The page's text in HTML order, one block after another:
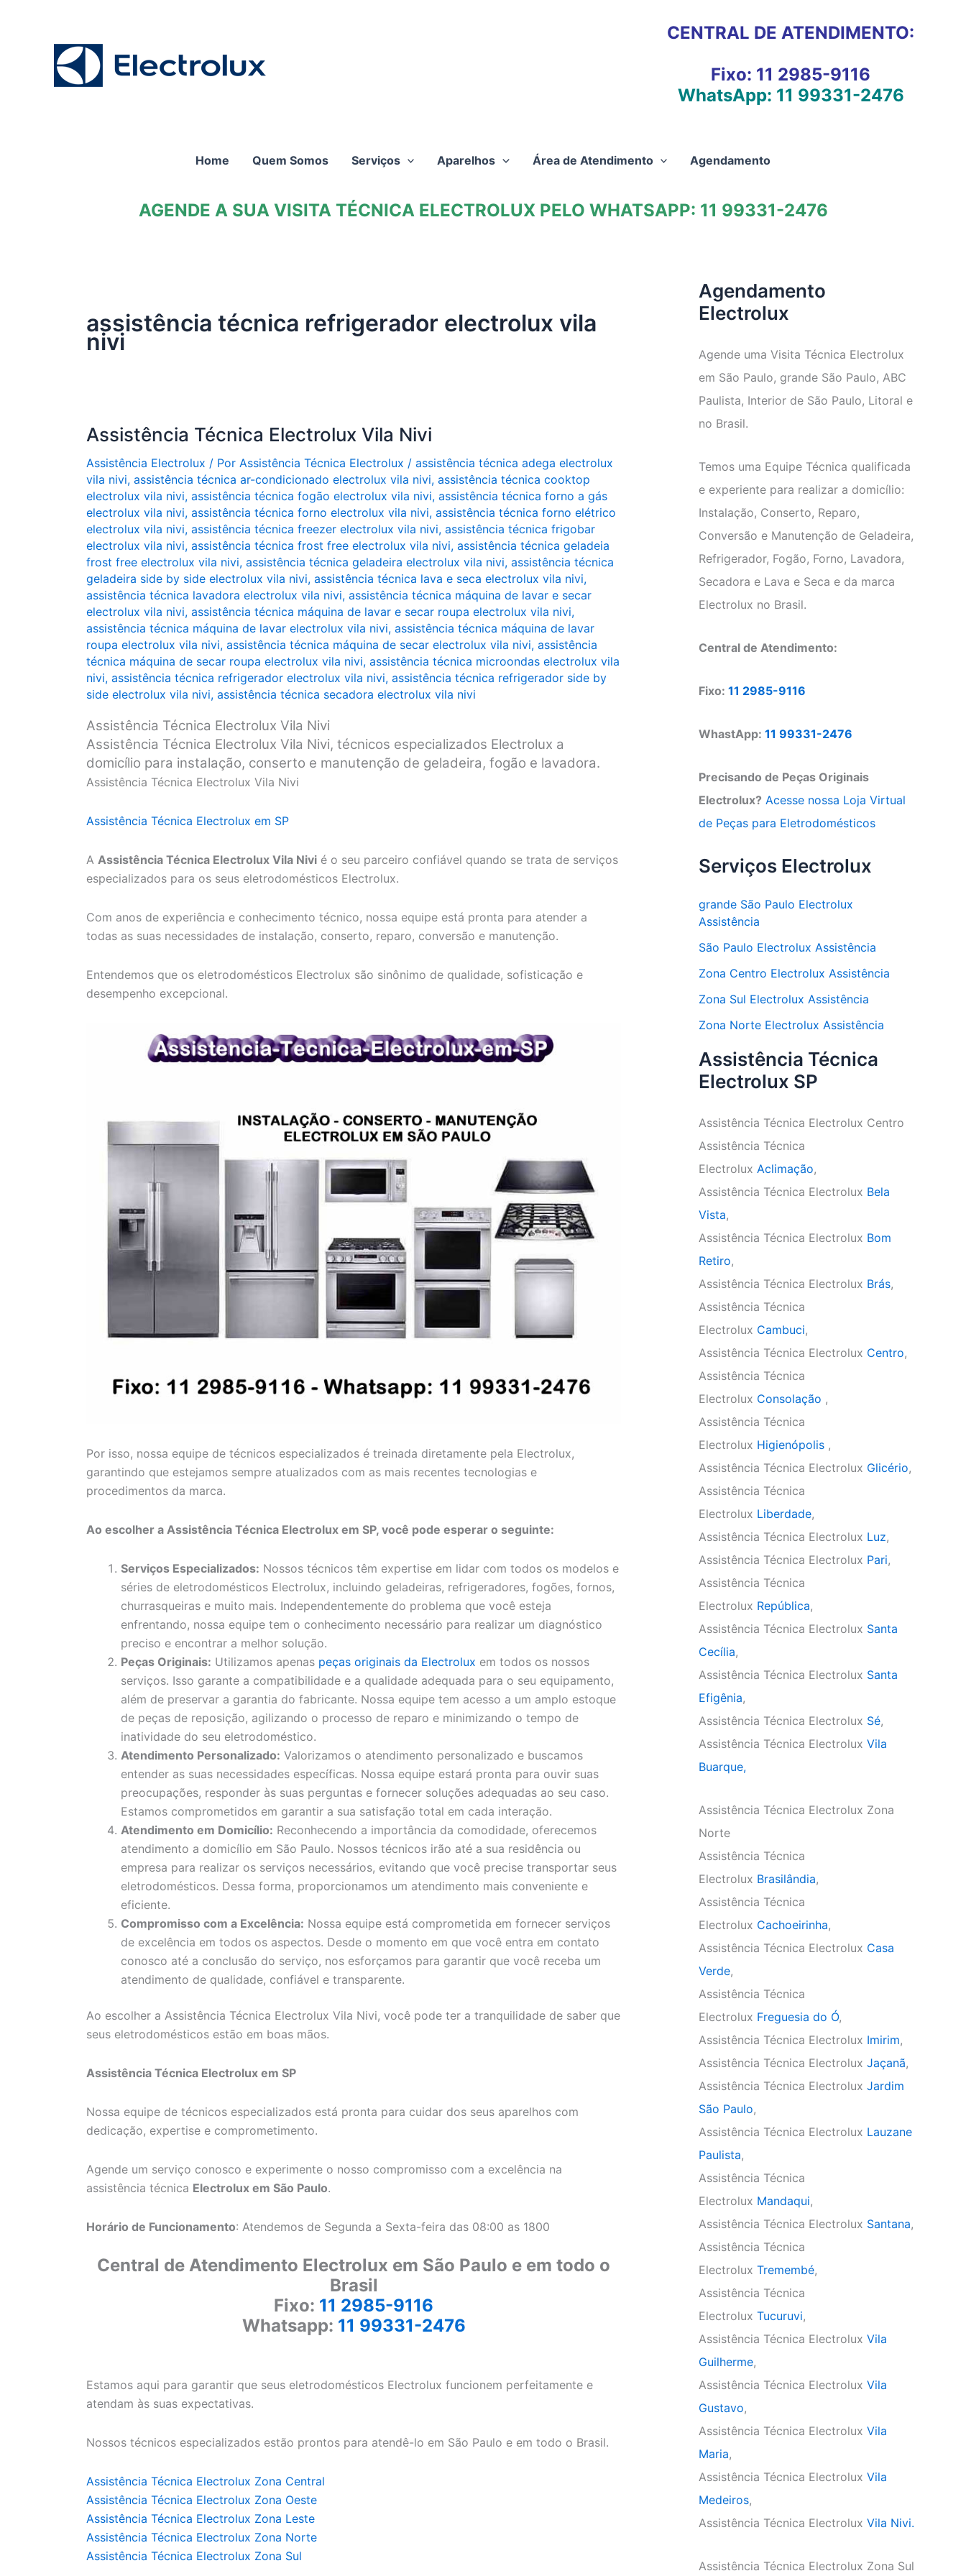
CENTRAL DE ATENDIMENTO:
Fixo: 11 2985-9116
WhatsApp: 11 99331-2476
Home Quem Somos Serviços Aparelhos Área de Atendimento Agendamento
AGENDE A SUA VISITA TÉCNICA ELECTROLUX PELO WHATSAPP: 11 99331-2476
assistência técnica refrigerador electrolux vila
nivi
Assistência Técnica Electrolux Vila Nivi
Assistência Electrolux / Por Assistência Técnica Electrolux / assistência técnica adega electrolux
vila nivi, assistência técnica ar-condicionado electrolux vila nivi, assistência técnica cooktop
electrolux vila nivi, assistência técnica fogão electrolux vila nivi, assistência técnica forno a gás
electrolux vila nivi, assistência técnica forno electrolux vila nivi, assistência técnica forno elétrico
electrolux vila nivi, assistência técnica freezer electrolux vila nivi, assistência técnica frigobar
electrolux vila nivi, assistência técnica frost free electrolux vila nivi, assistência técnica geladeia
frost free electrolux vila nivi, assistência técnica geladeira electrolux vila nivi, assistência técnica
geladeira side by side electrolux vila nivi, assistência técnica lava e seca electrolux vila nivi,
assistência técnica lavadora electrolux vila nivi, assistência técnica máquina de lavar e secar
electrolux vila nivi, assistência técnica máquina de lavar e secar roupa electrolux vila nivi,
assistência técnica máquina de lavar electrolux vila nivi, assistência técnica máquina de lavar
roupa electrolux vila nivi, assistência técnica máquina de secar electrolux vila nivi, assistência
técnica máquina de secar roupa electrolux vila nivi, assistência técnica microondas electrolux vila
nivi, assistência técnica refrigerador electrolux vila nivi, assistência técnica refrigerador side by
side electrolux vila nivi, assistência técnica secadora electrolux vila nivi
Assistência Técnica Electrolux Vila Nivi
Assistência Técnica Electrolux Vila Nivi, técnicos especializados Electrolux a
domicílio para instalação, conserto e manutenção de geladeira, fogão e lavadora.
Assistência Técnica Electrolux Vila Nivi
Assistência Técnica Electrolux em SP
A Assistência Técnica Electrolux Vila Nivi é o seu parceiro confiável quando se trata de serviços
especializados para os seus eletrodomésticos Electrolux.
Com anos de experiência e conhecimento técnico, nossa equipe está pronta para atender a
todas as suas necessidades de instalação, conserto, reparo, conversão e manutenção.
Entendemos que os eletrodomésticos Electrolux são sinônimo de qualidade, sofisticação e
desempenho excepcional.
Por isso, nossa equipe de técnicos especializados é treinada diretamente pela Electrolux,
garantindo que estejamos sempre atualizados com as mais recentes tecnologias e
procedimentos da marca.
Ao escolher a Assistência Técnica Electrolux em SP, você pode esperar o seguinte:
Serviços Especializados: Nossos técnicos têm expertise em lidar com todos os modelos e
séries de eletrodomésticos Electrolux, incluindo geladeiras, refrigeradores, fogões, fornos,
churrasqueiras e muito mais. Independentemente do problema que você esteja
enfrentando, nossa equipe tem o conhecimento necessário para realizar um diagnóstico
preciso e encontrar a melhor solução.
Peças Originais: Utilizamos apenas peças originais da Electrolux em todos os nossos
serviços. Isso garante a compatibilidade e a qualidade adequada para o seu equipamento,
além de preservar a garantia do fabricante. Nossa equipe tem acesso a um amplo estoque
de peças de reposição, agilizando o processo de reparo e minimizando o tempo de
inatividade do seu eletrodoméstico.
Atendimento Personalizado: Valorizamos o atendimento personalizado e buscamos
entender as suas necessidades específicas. Nossa equipe estará pronta para ouvir suas
preocupações, responder às suas perguntas e fornecer soluções adequadas ao seu caso.
Estamos comprometidos em garantir a sua satisfação total em cada interação.
Atendimento em Domicílio: Reconhecendo a importância da comodidade, oferecemos
atendimento a domicílio em São Paulo. Nossos técnicos irão até a sua residência ou
empresa para realizar os serviços necessários, evitando que você precise transportar seus
eletrodomésticos. Dessa forma, proporcionamos um atendimento mais conveniente e
eficiente.
Compromisso com a Excelência: Nossa equipe está comprometida em fornecer serviços
de excelência em todos os aspectos. Desde o momento em que você entra em contato
conosco até a conclusão do serviço, nos esforçamos para garantir que você receba um
atendimento de qualidade, confiável e transparente.
Ao escolher a Assistência Técnica Electrolux Vila Nivi, você pode ter a tranquilidade de saber que
seus eletrodomésticos estão em boas mãos.
Assistência Técnica Electrolux em SP
Nossa equipe de técnicos especializados está pronta para cuidar dos seus aparelhos com
dedicação, expertise e comprometimento.
Agende um serviço conosco e experimente o nosso compromisso com a excelência na
assistência técnica Electrolux em São Paulo.
Horário de Funcionamento: Atendemos de Segunda a Sexta-feira das 08:00 as 1800
Central de Atendimento Electrolux em São Paulo e em todo o
Brasil
Fixo: 11 2985-9116
Whatsapp: 11 99331-2476
Estamos aqui para garantir que seus eletrodomésticos Electrolux funcionem perfeitamente e
atendam às suas expectativas.
Nossos técnicos especializados estão prontos para atendê-lo em São Paulo e em todo o Brasil.
Assistência Técnica Electrolux Zona Central
Assistência Técnica Electrolux Zona Oeste
Assistência Técnica Electrolux Zona Leste
Assistência Técnica Electrolux Zona Norte
Assistência Técnica Electrolux Zona Sul
Agendamento
Electrolux
Agende uma Visita Técnica Electrolux
em São Paulo, grande São Paulo, ABC
Paulista, Interior de São Paulo, Litoral e
no Brasil.
Temos uma Equipe Técnica qualificada
e experiente para realizar a domicílio:
Instalação, Conserto, Reparo,
Conversão e Manutenção de Geladeira,
Refrigerador, Fogão, Forno, Lavadora,
Secadora e Lava e Seca e da marca
Electrolux no Brasil.
Central de Atendimento:
Fixo: 11 2985-9116
WhastApp: 11 99331-2476
Precisando de Peças Originais
Electrolux? Acesse nossa Loja Virtual
de Peças para Eletrodomésticos
Serviços Electrolux
grande São Paulo Electrolux
Assistência
São Paulo Electrolux Assistência
Zona Centro Electrolux Assistência
Zona Sul Electrolux Assistência
Zona Norte Electrolux Assistência
Assistência Técnica
Electrolux SP
Assistência Técnica Electrolux Centro
Assistência Técnica
Electrolux Aclimação,
Assistência Técnica Electrolux Bela
Vista,
Assistência Técnica Electrolux Bom
Retiro,
Assistência Técnica Electrolux Brás,
Assistência Técnica
Electrolux Cambuci,
Assistência Técnica Electrolux Centro,
Assistência Técnica
Electrolux Consolação ,
Assistência Técnica
Electrolux Higienópolis ,
Assistência Técnica Electrolux Glicério,
Assistência Técnica
Electrolux Liberdade,
Assistência Técnica Electrolux Luz,
Assistência Técnica Electrolux Pari,
Assistência Técnica
Electrolux República,
Assistência Técnica Electrolux Santa
Cecília,
Assistência Técnica Electrolux Santa
Efigênia,
Assistência Técnica Electrolux Sé,
Assistência Técnica Electrolux Vila
Buarque,
Assistência Técnica Electrolux Zona
Norte
Assistência Técnica
Electrolux Brasilândia,
Assistência Técnica
Electrolux Cachoeirinha,
Assistência Técnica Electrolux Casa
Verde,
Assistência Técnica
Electrolux Freguesia do Ó,
Assistência Técnica Electrolux Imirim,
Assistência Técnica Electrolux Jaçanã,
Assistência Técnica Electrolux Jardim
São Paulo,
Assistência Técnica Electrolux Lauzane
Paulista,
Assistência Técnica
Electrolux Mandaqui,
Assistência Técnica Electrolux Santana,
Assistência Técnica
Electrolux Tremembé,
Assistência Técnica
Electrolux Tucuruvi,
Assistência Técnica Electrolux Vila
Guilherme,
Assistência Técnica Electrolux Vila
Gustavo,
Assistência Técnica Electrolux Vila
Maria,
Assistência Técnica Electrolux Vila
Medeiros,
Assistência Técnica Electrolux Vila Nivi.
Assistência Técnica Electrolux Zona Sul